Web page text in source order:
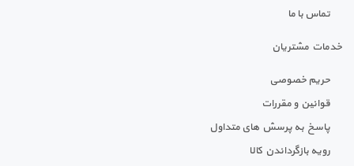
تماس با ما
خدمات مشتریان
حریم خصوصی
قوانین و مقررات
پاسخ به پرسش های متداول
رویه بازگرداندن کالا